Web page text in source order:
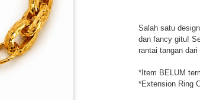
Salah satu
dan fancy gitu!
rantai tangan
*Item BELUM
*Extension Ring